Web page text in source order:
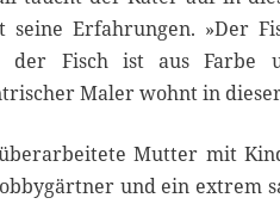
r
2
0
1
seine Erfahrungen. »Der
der Fisch ist aus Farbe
Maler wohnt in
Mutter mit
und ein extrem